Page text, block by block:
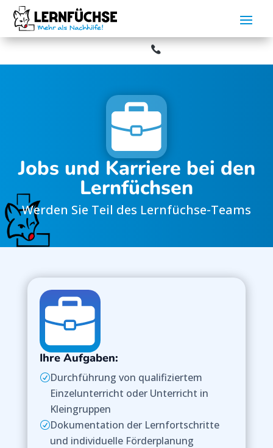
Aktuelles:startet am 20.07.2026.Bitte beachten Sie
Jobs und Karriere bei den
Lernfüchsen
Werden Sie Teil des Lernfüchse-Teams
Ihre Aufgaben:
RDurchführung von qualifiziertem
Einzelunterricht oder Unterricht in
Kleingruppen
RDokumentation der Lernfortschritte
und individuelle Förderplanung